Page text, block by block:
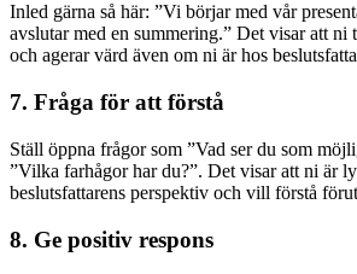
Inled gärna så här: ”Vi börjar med vår
avslutar med en summering.” Det visar att ni
och agerar värd även om ni är hos
7. Fråga för att förstå
Ställ öppna frågor som ”Vad ser du som
”Vilka farhågor har du?”. Det visar att ni är
beslutsfattarens perspektiv och vill förstå
8. Ge positiv respons